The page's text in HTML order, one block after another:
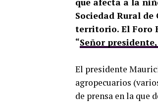
Sociedad Rural
territorio. El Foro
“Señor
El presidente
agropecuarios
de prensa en la que